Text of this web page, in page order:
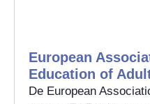
European
Education of
De European